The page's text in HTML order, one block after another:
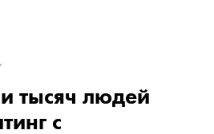
тысяч людей
с